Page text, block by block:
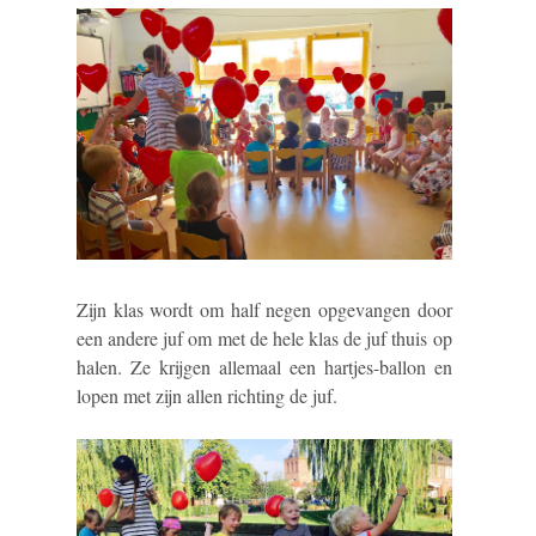
Zijn klas wordt om half negen opgevangen door
een andere juf om met de hele klas de juf thuis op
halen. Ze krijgen allemaal een hartjes-ballon en
lopen met zijn allen richting de juf.